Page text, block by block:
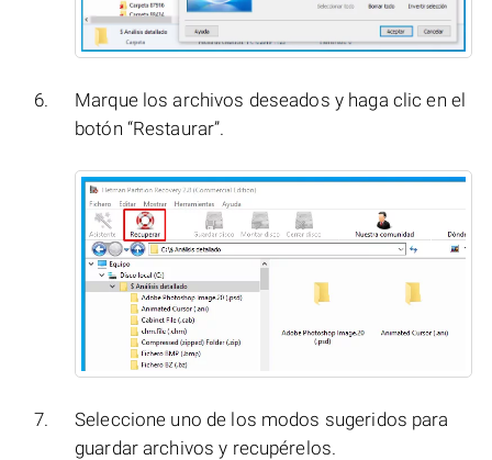
Marque los archivos deseados y haga clic en el
botón “Restaurar”.
Seleccione uno de los modos sugeridos para
guardar archivos y recupérelos.